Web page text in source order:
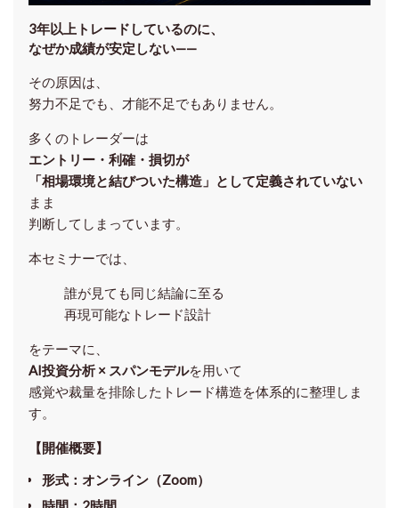
3年以上トレードしているのに、
なぜか成績が安定しない——
その原因は、
努力不足でも、才能不足でもありません。
多くのトレーダーは
エントリー・利確・損切が
「相場環境と結びついた構造」として定義されていない
まま
判断してしまっています。
本セミナーでは、
誰が見ても同じ結論に至る
再現可能なトレード設計
をテーマに、
AI投資分析 × スパンモデルを用いて
感覚や裁量を排除したトレード構造を体系的に整理しま
す。
【開催概要】
形式：オンライン（Zoom）